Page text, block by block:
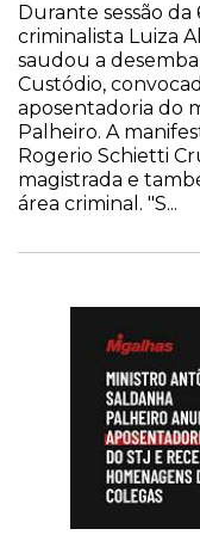
Durante sessão da
criminalista Luiza
saudou a
Custódio,
aposentadoria do
Palheiro. A
Rogerio Schietti
magistrada e
área criminal. "S...